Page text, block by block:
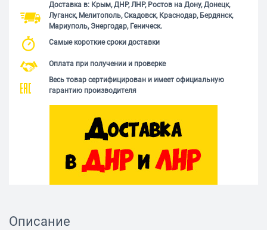
Доставка в: Крым, ДНР, ЛНР, Ростов на Дону, Донецк,
Луганск, Мелитополь, Скадовск, Краснодар, Бердянск,
Мариуполь, Энергодар, Геническ.
Самые короткие сроки доставки
Оплата при получении и проверке
Весь товар сертифицирован и имеет официальную
гарантию производителя
Описание